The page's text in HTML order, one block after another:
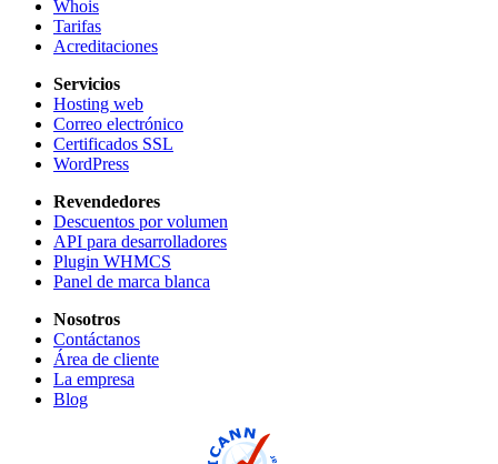
Whois
Tarifas
Acreditaciones
Servicios
Hosting web
Correo electrónico
Certificados SSL
WordPress
Revendedores
Descuentos por volumen
API para desarrolladores
Plugin WHMCS
Panel de marca blanca
Nosotros
Contáctanos
Área de cliente
La empresa
Blog